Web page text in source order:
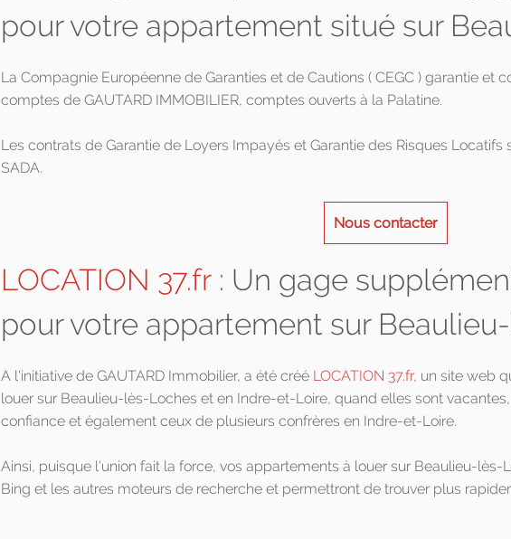
pour votre appartement situé sur
La Compagnie Européenne de Garanties et de Cautions ( CEGC ) garantie et
comptes de GAUTARD IMMOBILIER, comptes ouverts à la Palatine.
Les contrats de Garantie de Loyers Impayés et Garantie des Risques
SADA.
Nous contacter
LOCATION 37.fr : Un gage
pour votre appartement sur
A l'initiative de GAUTARD Immobilier, a été créé LOCATION 37.fr, un site web
louer sur Beaulieu-lès-Loches et en Indre-et-Loire, quand elles sont
confiance et également ceux de plusieurs confrères en Indre-et-Loire.
Ainsi, puisque l'union fait la force, vos appartements à louer sur Beaulieu-lès-
Bing et les autres moteurs de recherche et permettront de trouver plus